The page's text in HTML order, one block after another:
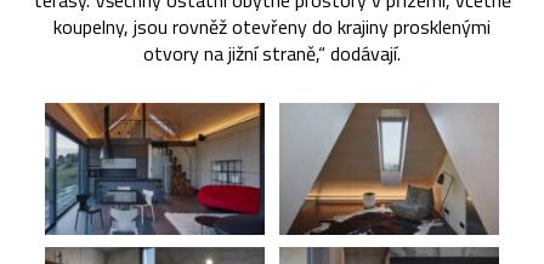
koupelny, jsou rovněž otevřeny do krajiny prosklenými
otvory na jižní straně,“ dodávají.